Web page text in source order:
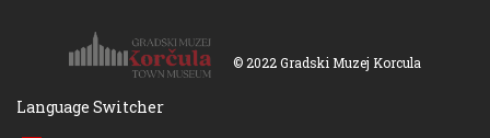
© 2022 Gradski Muzej Korcula
Language Switcher